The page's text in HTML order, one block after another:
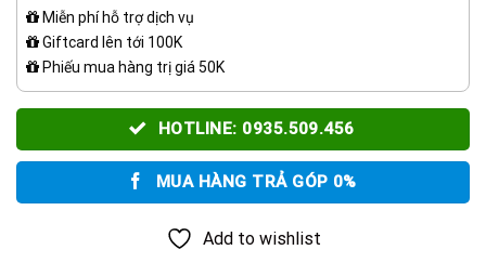
Miễn phí hỗ trợ dịch vụ
Giftcard lên tới 100K
Phiếu mua hàng trị giá 50K
HOTLINE: 0935.509.456
MUA HÀNG TRẢ GÓP 0%
Add to wishlist